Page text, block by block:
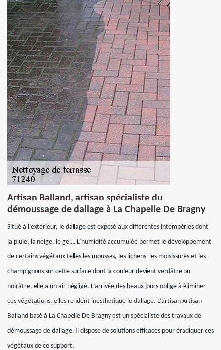
Artisan Balland, artisan spécialiste du
démoussage de dallage à La Chapelle De Bragny
Situé à l’extérieur, le dallage est exposé aux différentes intempéries dont
la pluie, la neige, le gel… L’humidité accumulée permet le développement
de certains végétaux telles les mousses, les lichens, les moisissures et les
champignons sur cette surface dont la couleur devient verdâtre ou
noirâtre, elle a un air négligé. L’arrivée des beaux jours oblige à éliminer
ces végétations, elles rendent inesthétique le dallage. L’artisan Artisan
Balland basé à La Chapelle De Bragny est un spécialiste des travaux de
démoussage de dallage. Il dispose de solutions efficaces pour éradiquer ces
végétaux de ce support.